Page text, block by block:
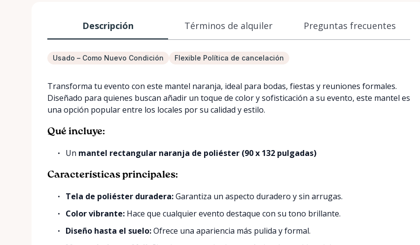
Descripción Términos de alquiler Preguntas frecuentes
Usado – Como Nuevo Condición Flexible Política de cancelación
Transforma tu evento con este mantel naranja, ideal para bodas, fiestas y reuniones formales.
Diseñado para quienes buscan añadir un toque de color y sofisticación a su evento, este mantel es
una opción popular entre los locales por su calidad y estilo.
Qué incluye:
Un mantel rectangular naranja de poliéster (90 x 132 pulgadas)
Características principales:
Tela de poliéster duradera:Garantiza un aspecto duradero y sin arrugas.
Color vibrante: Hace que cualquier evento destaque con su tono brillante.
Diseño hasta el suelo:Ofrece una apariencia más pulida y formal.